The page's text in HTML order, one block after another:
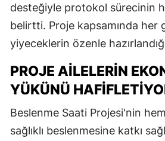
desteğiyle protokol sürecinin
belirtti. Proje kapsamında her
yiyeceklerin özenle
PROJE AILELERIN
YÜKÜNÜ
Beslenme Saati Projesi'nin
sağlıklı beslenmesine katkı